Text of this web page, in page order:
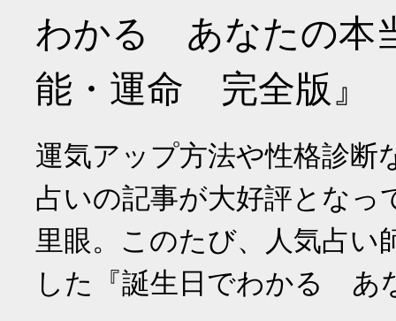
わかる あなたの本
能・運命 完全版』
運気アップ方法や性格診断
占いの記事が大好評となっ
里眼。このたび、人気占い
した『誕生日でわかる あ